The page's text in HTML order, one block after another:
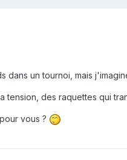
dans un tournoi, mais
tension, des raquettes qui
vous ?